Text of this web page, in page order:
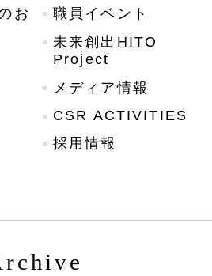
お
職員イベント
未来創出HITO
Project
メディア情報
CSR ACTIVITIES
採用情報